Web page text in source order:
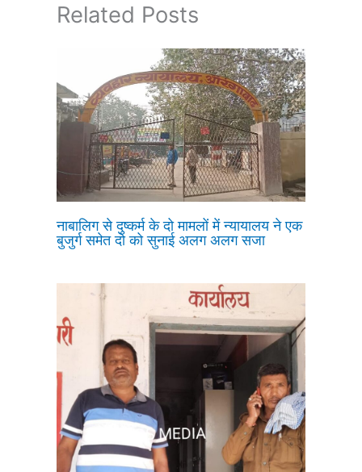
Related Posts
नाबालिग से दुष्कर्म के दो मामलों में न्यायालय ने एक
बुजुर्ग समेत दो को सुनाई अलग अलग सजा